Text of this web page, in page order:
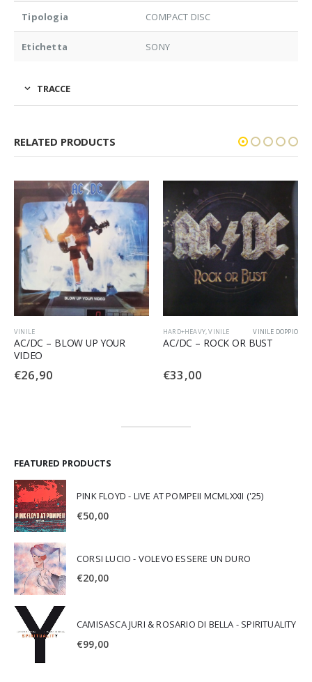
Tipologia COMPACT DISC
Etichetta SONY
TRACCE
RELATED PRODUCTS
HARD+HEAVY
AC/DC – ROCK OR BUST
€33,00
VINILE
AC/DC – RIVER PLATE 1996
€19,90
FEATURED PRODUCTS
PINK FLOYD - LIVE AT POMPEII MCMLXXII ('25)
€50,00
CORSI LUCIO - VOLEVO ESSERE UN DURO
€20,00
CAMISASCA JURI & ROSARIO DI BELLA - SPIRITUALITY
€99,00